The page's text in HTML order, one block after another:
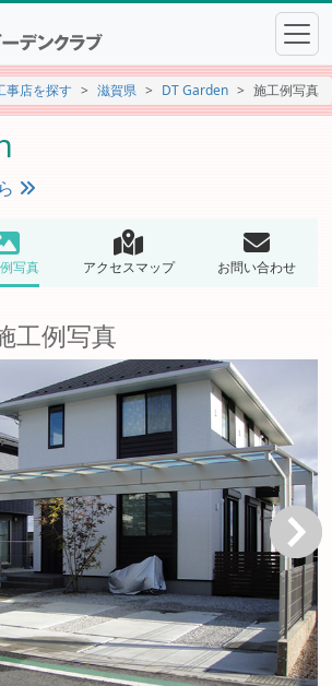
事店を探す 滋賀県 DT Garden 施工例写真
写真 アクセスマップ お問い合わせ
工例写真
次へ